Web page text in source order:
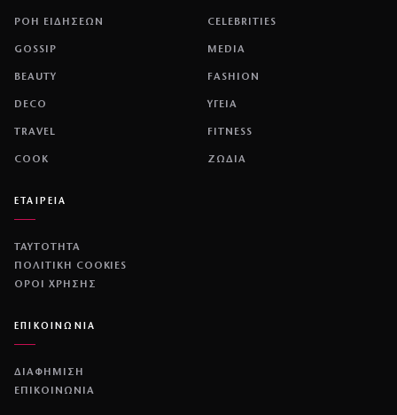
ΡΟΗ ΕΙΔΗΣΕΩΝ CELEBRITIES
GOSSIP MEDIA
BEAUTY FASHION
DECO ΥΓΕΙΑ
TRAVEL FITNESS
COOK ΖΩΔΙΑ
ΕΤΑΙΡΕΙΑ
ΤΑΥΤΟΤΗΤΑ
ΠΟΛΙΤΙΚΉ COOKIES
ΌΡΟΙ ΧΡΉΣΗΣ
ΕΠΙΚΟΙΝΩΝΙΑ
ΔΙΑΦΗΜΙΣΗ
ΕΠΙΚΟΙΝΩΝΙΑ